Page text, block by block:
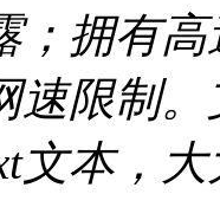
；拥有
速限制
文本，